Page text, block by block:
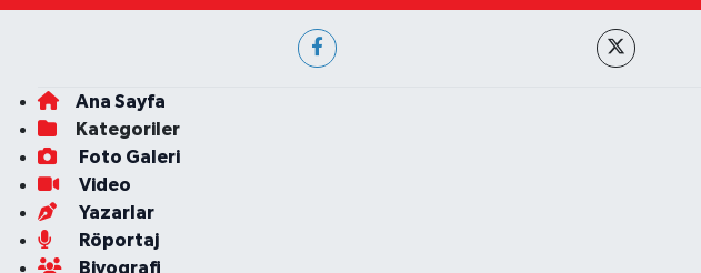
Ana Sayfa
Kategoriler
Foto Galeri
Video
Yazarlar
Röportaj
Biyografi